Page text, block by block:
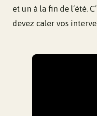
et un à la fin de l’été.
devez caler vos